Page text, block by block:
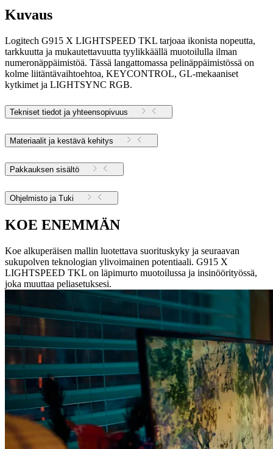
Kuvaus
Logitech G915 X LIGHTSPEED TKL tarjoaa ikonista nopeutta,
tarkkuutta ja mukautettavuutta tyylikkäällä muotoilulla ilman
numeronäppäimistöä. Tässä langattomassa pelinäppäimistössä on
kolme liitäntävaihtoehtoa, KEYCONTROL, GL-mekaaniset
kytkimet ja LIGHTSYNC RGB.
Tekniset tiedot ja yhteensopivuus
Materiaalit ja kestävä kehitys
Pakkauksen sisältö
Ohjelmisto ja Tuki
KOE ENEMMÄN
Koe alkuperäisen mallin luotettava suorituskyky ja seuraavan
sukupolven teknologian ylivoimainen potentiaali. G915 X
LIGHTSPEED TKL on läpimurto muotoilussa ja insinöörityössä,
joka muuttaa peliasetuksesi.